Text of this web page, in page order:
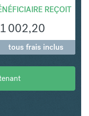
REÇOIT
1 002,20
tous frais inclus